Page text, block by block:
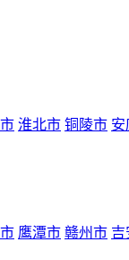
淮北市 铜陵市 安
鹰潭市 赣州市 吉